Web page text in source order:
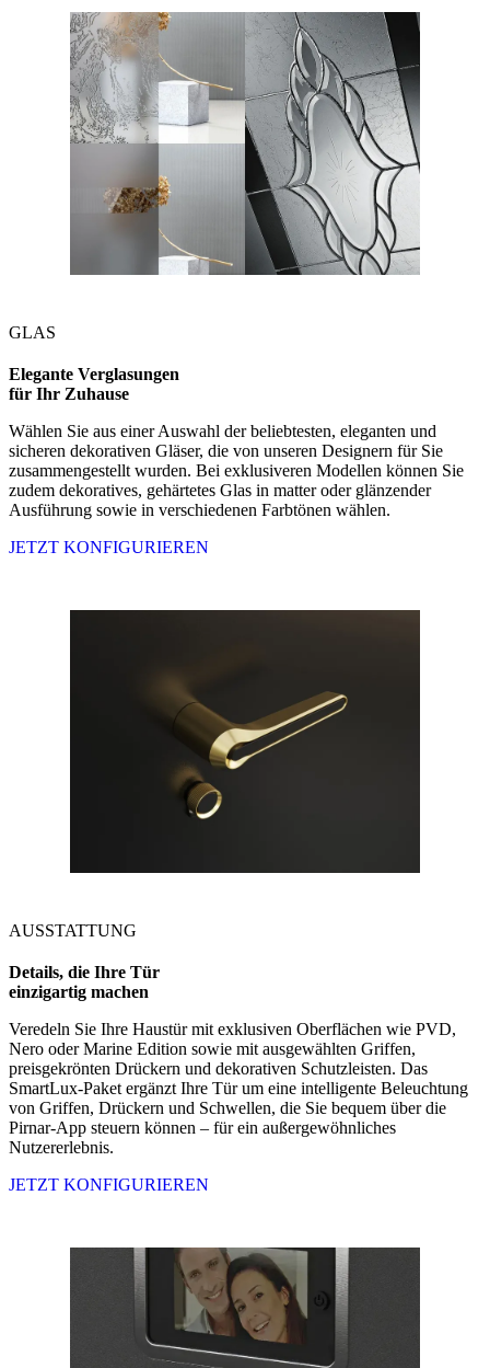
GLAS
Elegante Verglasungen
für Ihr Zuhause
Wählen Sie aus einer Auswahl der beliebtesten, eleganten und
sicheren dekorativen Gläser, die von unseren Designern für Sie
zusammengestellt wurden. Bei exklusiveren Modellen können Sie
zudem dekoratives, gehärtetes Glas in matter oder glänzender
Ausführung sowie in verschiedenen Farbtönen wählen.
JETZT KONFIGURIEREN
AUSSTATTUNG
Details, die Ihre Tür
einzigartig machen
Veredeln Sie Ihre Haustür mit exklusiven Oberflächen wie PVD,
Nero oder Marine Edition sowie mit ausgewählten Griffen,
preisgekrönten Drückern und dekorativen Schutzleisten. Das
SmartLux-Paket ergänzt Ihre Tür um eine intelligente Beleuchtung
von Griffen, Drückern und Schwellen, die Sie bequem über die
Pirnar-App steuern können – für ein außergewöhnliches
Nutzererlebnis.
JETZT KONFIGURIEREN